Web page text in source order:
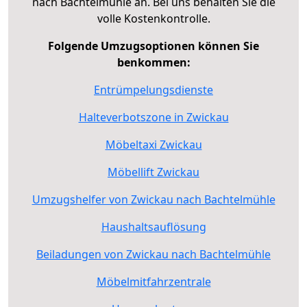
volle Kostenkontrolle.
Folgende Umzugsoptionen können Sie
benkommen:
Entrümpelungsdienste
Halteverbotszone in Zwickau
Möbeltaxi Zwickau
Möbellift Zwickau
Umzugshelfer von Zwickau nach Bachtelmühle
Haushaltsauflösung
Beiladungen von Zwickau nach Bachtelmühle
Möbelmitfahrzentrale